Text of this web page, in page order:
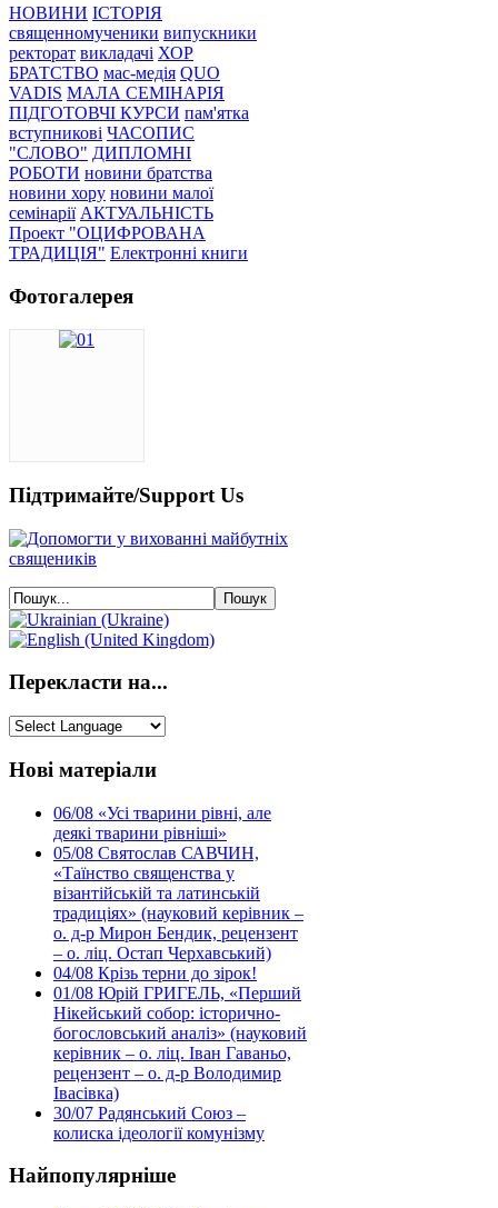
НОВИНИ ІСТОРІЯ
священномученики випускники
ректорат викладачі ХОР
БРАТСТВО мас-медія QUO
VADIS МАЛА СЕМІНАРІЯ
ПІДГОТОВЧІ КУРСИ пам'ятка
вступникові ЧАСОПИС
"СЛОВО" ДИПЛОМНІ
РОБОТИ новини братства
новини хору новини малої
семінарії АКТУАЛЬНІСТЬ
Проект "ОЦИФРОВАНА
ТРАДИЦІЯ" Електронні книги
Фотогалерея
Підтримайте/Support Us
Перекласти на...
Нові матеріали
06/08 «Усі тварини рівні, але
деякі тварини рівніші»
05/08 Святослав САВЧИН,
«Таїнство священства у
візантійській та латинській
традиціях» (науковий керівник –
о. д-р Мирон Бендик, рецензент
– о. ліц. Остап Черхавський)
04/08 Крізь терни до зірок!
01/08 Юрій ГРИГЕЛЬ, «Перший
Нікейський собор: історично-
богословський аналіз» (науковий
керівник – о. ліц. Іван Гаваньо,
рецензент – о. д-р Володимир
Івасівка)
30/07 Радянський Союз –
колиска ідеології комунізму
Найпопулярніше